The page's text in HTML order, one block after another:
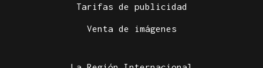
Tarifas de publicidad
Venta de imágenes